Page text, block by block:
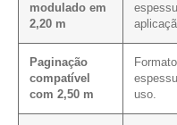
modulado em
2,20 m
Paginação
compatível
com 2,50 m
uso.